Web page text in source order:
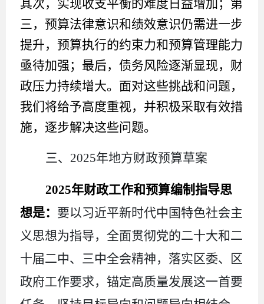
其次，实现收支平衡的难度日益增加；第
三，预算法律意识和绩效意识仍需进一步
提升，预算执行的约束力和预算管理能力
亟待加强；最后，债务风险逐渐显现，财
政压力持续增大。面对这些挑战和问题，
我们将给予高度重视，并积极采取有效措
施，逐步解决这些问题。
三、 2025年地方财政预算草案
2025年财政工作和预算编制指导思
想是： 要以习近平新时代中国特色社会主
义思想为指导，全面贯彻党的二十大和二
十届二中、三中全会精神，落实区委、区
政府工作要求，锚定高质量发展这一首要